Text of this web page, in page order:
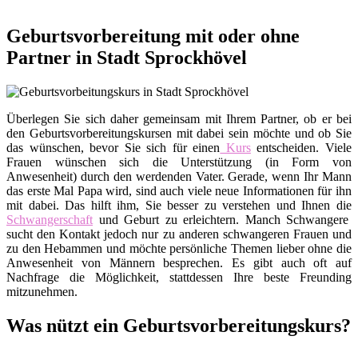
Geburtsvorbereitung mit oder ohne
Partner in Stadt Sprockhövel
Überlegen Sie sich daher gemeinsam mit Ihrem Partner, ob er bei
den Geburtsvorbereitungskursen mit dabei sein möchte und ob Sie
das wünschen, bevor Sie sich für einen Kursentscheiden. Viele
Frauen wünschen sich die Unterstützung (in Form von
Anwesenheit) durch den werdenden Vater. Gerade, wenn Ihr Mann
das erste Mal Papa wird, sind auch viele neue Informationen für ihn
mit dabei. Das hilft ihm, Sie besser zu verstehen und Ihnen die
Schwangerschaft und Geburt zu erleichtern. Manch Schwangere
sucht den Kontakt jedoch nur zu anderen schwangeren Frauen und
zu den Hebammen und möchte persönliche Themen lieber ohne die
Anwesenheit von Männern besprechen. Es gibt auch oft auf
Nachfrage die Möglichkeit, stattdessen Ihre beste Freunding
mitzunehmen.
Was nützt ein Geburtsvorbereitungskurs?